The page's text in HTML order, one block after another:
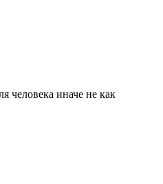
человека иначе не как